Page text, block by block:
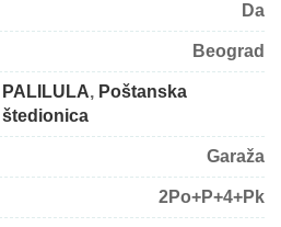
Da
Beograd
PALILULA, Poštanska
štedionica
Garaža
2Po+P+4+Pk